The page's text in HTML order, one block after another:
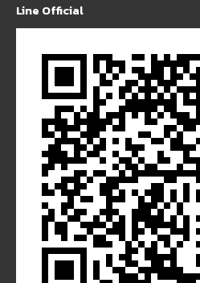
Line Official